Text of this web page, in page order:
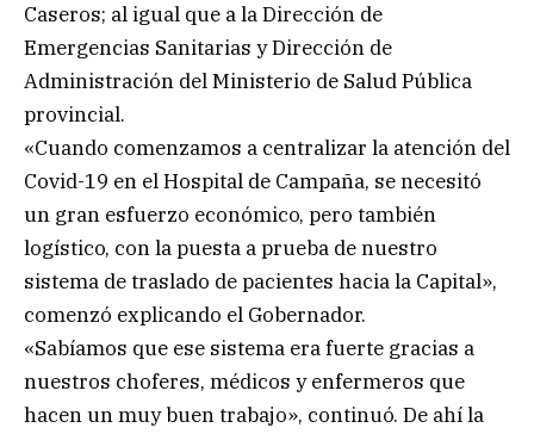
Caseros; al igual que a la Dirección de
Emergencias Sanitarias y Dirección de
Administración del Ministerio de Salud Pública
provincial.
«Cuando comenzamos a centralizar la atención del
Covid-19 en el Hospital de Campaña, se necesitó
un gran esfuerzo económico, pero también
logístico, con la puesta a prueba de nuestro
sistema de traslado de pacientes hacia la Capital»,
comenzó explicando el Gobernador.
«Sabíamos que ese sistema era fuerte gracias a
nuestros choferes, médicos y enfermeros que
hacen un muy buen trabajo», continuó. De ahí la